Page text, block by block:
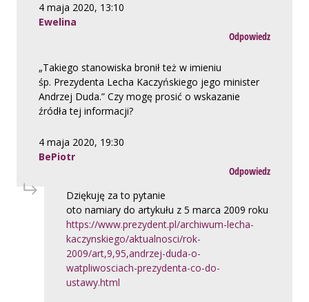
4 maja 2020, 13:10
Ewelina
Odpowiedz
„Takiego stanowiska bronił też w imieniu
śp. Prezydenta Lecha Kaczyńskiego jego minister
Andrzej Duda.” Czy mogę prosić o wskazanie
źródła tej informacji?
4 maja 2020, 19:30
BePiotr
Odpowiedz
Dziękuję za to pytanie
oto namiary do artykułu z 5 marca 2009 roku
https://www.prezydent.pl/archiwum-lecha-
kaczynskiego/aktualnosci/rok-
2009/art,9,95,andrzej-duda-o-
watpliwosciach-prezydenta-co-do-
ustawy.html